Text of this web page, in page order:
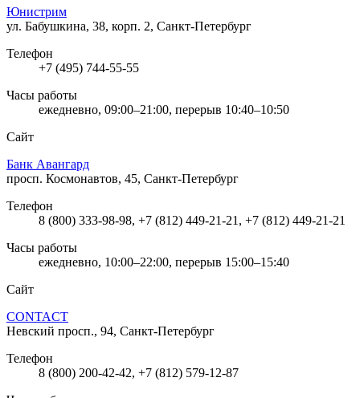
Юнистрим
ул. Бабушкина, 38, корп. 2, Санкт-Петербург
Телефон
+7 (495) 744-55-55
Часы работы
ежедневно, 09:00–21:00, перерыв 10:40–10:50
Сайт
Банк Авангард
просп. Космонавтов, 45, Санкт-Петербург
Телефон
8 (800) 333-98-98, +7 (812) 449-21-21, +7 (812) 449-21-21
Часы работы
ежедневно, 10:00–22:00, перерыв 15:00–15:40
Сайт
CONTACT
Невский просп., 94, Санкт-Петербург
Телефон
8 (800) 200-42-42, +7 (812) 579-12-87